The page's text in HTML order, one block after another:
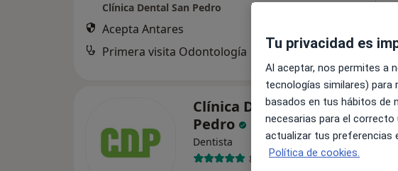
Clínica Dental San Pedro
Acepta Antares
Primera visita Odontología
Clínica Dental San
Pedro
Dentista
80 opiniones
Tu privacidad es
Al aceptar, nos permites a
tecnologías similares)
basados en tus hábitos de
necesarias para el
actualizar tus preferencias
Política de cookies.